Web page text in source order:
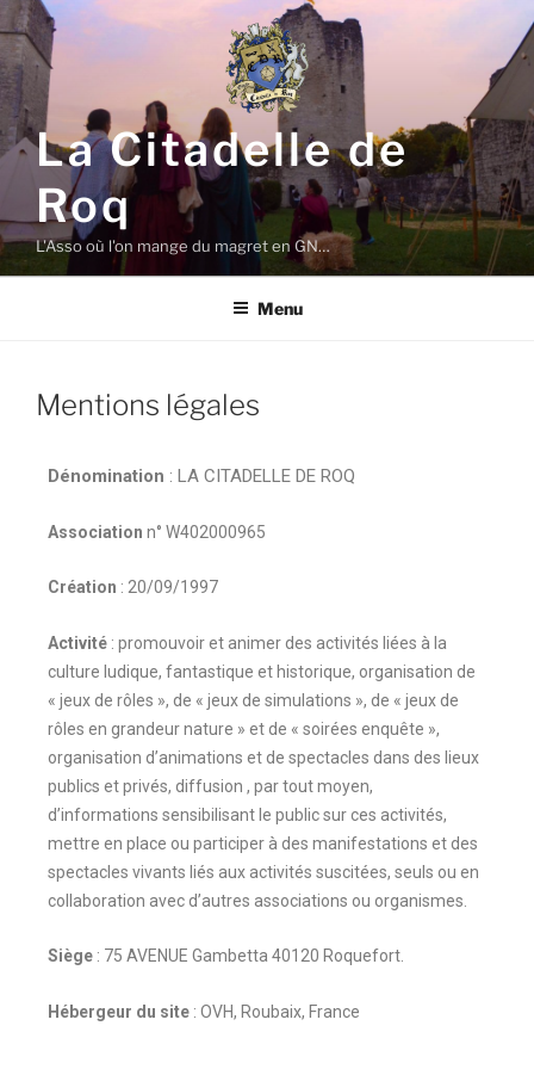
La Citadelle de
Roq
L'Asso où l'on mange du magret en GN…
Menu
Mentions légales
Dénomination : LA CITADELLE DE ROQ
Association n° W402000965
Création : 20/09/1997
Activité : promouvoir et animer des activités liées à la
culture ludique, fantastique et historique, organisation de
« jeux de rôles », de « jeux de simulations », de « jeux de
rôles en grandeur nature » et de « soirées enquête »,
organisation d’animations et de spectacles dans des lieux
publics et privés, diffusion , par tout moyen,
d’informations sensibilisant le public sur ces activités,
mettre en place ou participer à des manifestations et des
spectacles vivants liés aux activités suscitées, seuls ou en
collaboration avec d’autres associations ou organismes.
Siège : 75 AVENUE Gambetta 40120 Roquefort.
Hébergeur du site : OVH, Roubaix, France